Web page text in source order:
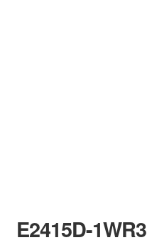
E2415D-1WR3